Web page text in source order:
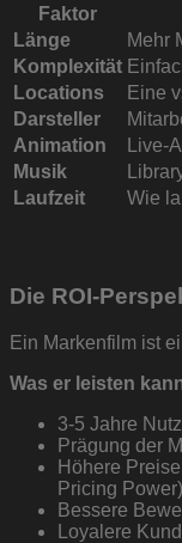
Faktor
Länge
Mehr
Komplexität
Locations
Eine
Darsteller
Animation
Live-
Musik
Laufzeit
Wie
Die ROI-
Ein Markenfilm ist
Was er leisten
3-5 Jahre
Prägung der
Höhere
Pricing Power)
Bessere
Loyalere